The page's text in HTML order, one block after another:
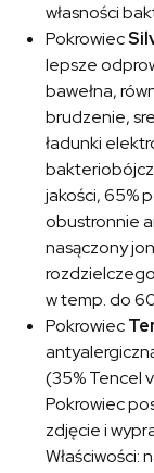
własności
Pokrowiec
lepsze
bawełna,
brudzenie,
ładunki
jakości, 65%
obustronnie
nasączony
w temp. do
Pokrowiec
(35% Tencel
Pokrowiec
zdjęcie i
Właściwości: